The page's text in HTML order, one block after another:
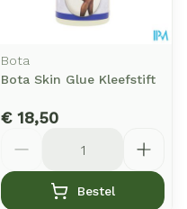
Bota
Bota Skin Glue Kleefstift
€ 18,50
Bestel